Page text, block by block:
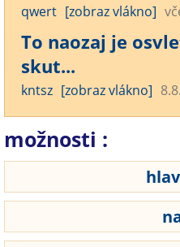
qwert [zobraz vlákno]
To naozaj je
skut...
kntsz [zobraz vlákno]
možnosti :